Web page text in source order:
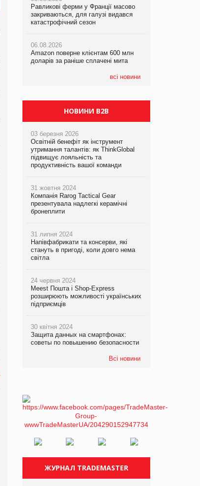
Равликові ферми у Франції масово
закриваються, для галузі видався
катастрофічний сезон
06.08.2026
Amazon поверне клієнтам 600 млн
доларів за раніше сплачені мита
всі новини
Amazon поверне клієнтам 600 млн
доларів за раніше сплачені мита
У Євросоюзі набули чинності нові
правила щодо штучного інтелекту
Amazon поверне клієнтам 600 млн
доларів за раніше сплачені мита
У Євросоюзі набули чинності нові
правила щодо штучного інтелекту
НОВИНИ B2B
03 березня 2026
Освітній бенефіт як інструмент
утримання талантів: як ThinkGlobal
підвищує лояльність та
продуктивність вашої команди
31 жовтня 2024
Компанія Rarog Tactical Gear
презентувала надлегкі керамічні
бронеплити
31 липня 2024
Напівфабрикати та консерви, які
стануть в пригоді, коли довго нема
світла
24 червня 2024
Meest Пошта і Shop-Express
розширюють можливості українських
підприємців
30 квітня 2024
Защита данных на смартфонах:
советы по повышению безопасности
Всі новини
ЖУРНАЛ TRADEMASTER